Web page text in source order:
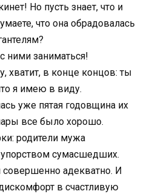
Но пусть знает, что и
что она обрадовалась
ними заниматься!
хватит, в конце концов: ты
я имею в виду.
уже пятая годовщина их
все было хорошо.
родители мужа
сумасшедших.
совершенно адекватно. И
в счастливую